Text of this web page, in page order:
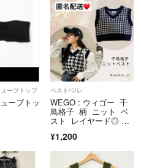
けています！
トを見逃してしまった場合はどう
努めます☆
ーブトップ
ーブトッ
ベスト/ジレ
WEGO : ウィゴー 千
鳥格子 柄 ニット ベ
スト レイヤード◎ 美
¥1,200